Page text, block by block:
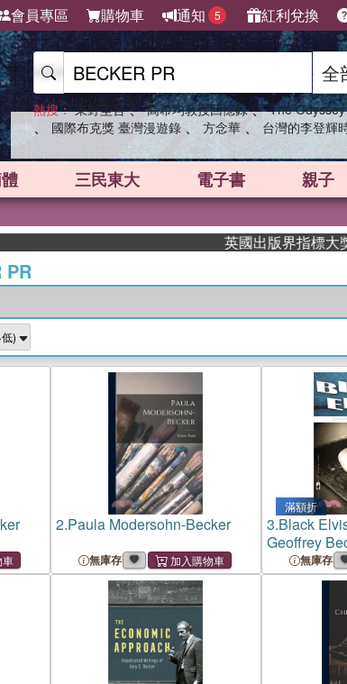
會員專區 購物車 通知 5 紅利兌換
熱搜： 東野圭吾 、 高希均教授回憶錄 、 The Odyssey
、 國際布克獎 臺灣漫遊錄 、 方念華 、 台灣的李登輝
三民東大 電子書 親子
英國出版界指標大獎肯定！
PR
2.Paula Modersohn-Becker
無庫存
滿額折
3.Black
Geoffrey
無庫存